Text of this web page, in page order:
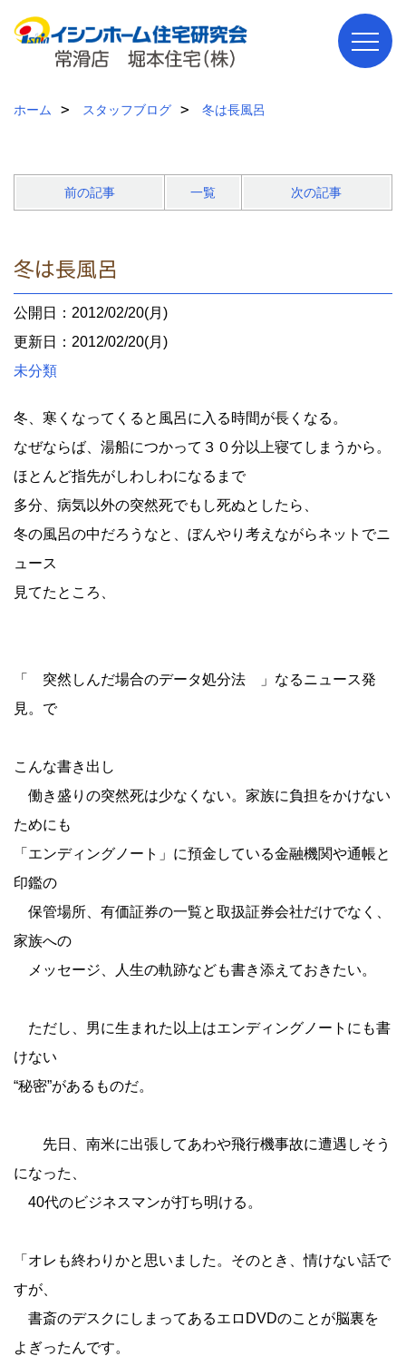
ホーム スタッフブログ 冬は長風呂
前の記事 一覧 次の記事
冬は長風呂
公開日：2012/02/20(月)
更新日：2012/02/20(月)
未分類
冬、寒くなってくると風呂に入る時間が長くなる。
なぜならば、湯船につかって３０分以上寝てしまうから。
ほとんど指先がしわしわになるまで
多分、病気以外の突然死でもし死ぬとしたら、
冬の風呂の中だろうなと、ぼんやり考えながらネットでニ
ュース
見てたところ、
「 突然しんだ場合のデータ処分法 」なるニュース発
見。で
こんな書き出し
働き盛りの突然死は少なくない。家族に負担をかけない
ためにも
「エンディングノート」に預金している金融機関や通帳と
印鑑の
保管場所、有価証券の一覧と取扱証券会社だけでなく、
家族への
メッセージ、人生の軌跡なども書き添えておきたい。
ただし、男に生まれた以上はエンディングノートにも書
けない
“秘密”があるものだ。
先日、南米に出張してあわや飛行機事故に遭遇しそう
になった、
40代のビジネスマンが打ち明ける。
「オレも終わりかと思いました。そのとき、情けない話で
すが、
書斎のデスクにしまってあるエロDVDのことが脳裏を
よぎったんです。